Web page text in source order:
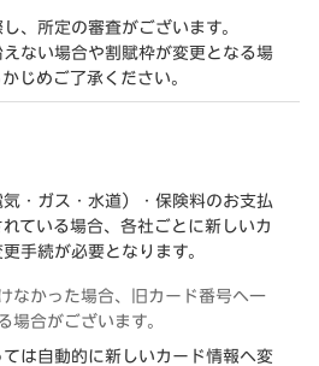
、所定の審査がございます。
ない場合や割賦枠が変更となる場
じめご了承ください。
・ガス・水道）・保険料のお支払
ている場合、各社ごとに新しいカ
手続が必要となります。
なかった場合、旧カード番号へ一
場合がございます。
は自動的に新しいカード情報へ変